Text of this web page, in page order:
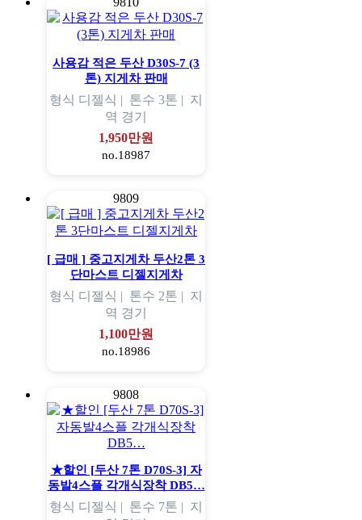
사용감 적은 두산 D30S-7 (3
톤) 지게차 판매
형식 디젤식 | 톤수 3톤 | 지
역 경기
1,950만원
no.18987
9809
[ 급매 ] 중고지게차 두산2톤 3
단마스트 디젤지게차
형식 디젤식 | 톤수 2톤 | 지
역 경기
1,100만원
no.18986
9808
★할인 [두산 7톤 D70S-3] 자
동발4스플 각개식장착 DB5…
형식 디젤식 | 톤수 7톤 | 지